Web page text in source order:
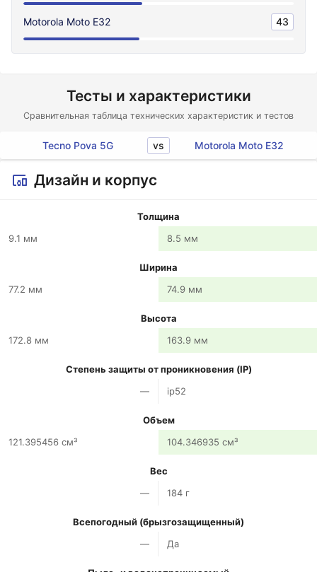
Motorola Moto E32 43
Тесты и характеристики
Сравнительная таблица технических характеристик и тестов
Tecno Pova 5G vs Motorola Moto E32
Дизайн и корпус
Толщина
9.1 мм
8.5 мм
Ширина
77.2 мм
74.9 мм
Высота
172.8 мм
163.9 мм
Степень защиты от проникновения (IP)
—
ip52
Объем
121.395456 см³
104.346935 см³
Вес
—
184 г
Всепогодный (брызгозащищенный)
—
Да